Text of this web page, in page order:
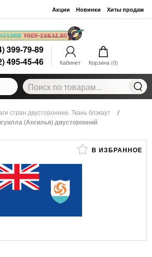
Акции Новинки Хиты продаж
399-79-89
495-45-46
Кабинет Корзина (0)
стран двусторонние. Ткань блэкаут /
(Ангилья) двусторонний
В ИЗБРАННОЕ